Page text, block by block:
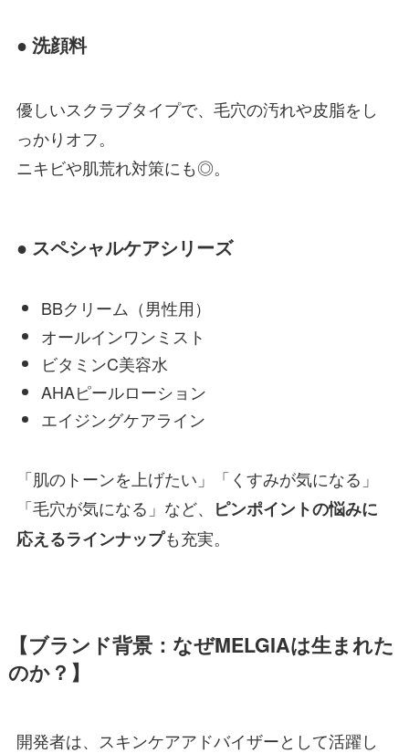
● 洗顔料
優しいスクラブタイプで、毛穴の汚れや皮脂をし
っかりオフ。
ニキビや肌荒れ対策にも◎。
● スペシャルケアシリーズ
BBクリーム（男性用）
オールインワンミスト
ビタミンC美容水
AHAピールローション
エイジングケアライン
「肌のトーンを上げたい」「くすみが気になる」
「毛穴が気になる」など、
ピンポイントの悩みに
応えるラインナップも充実。
【ブランド背景：なぜMELGIAは生まれた
のか？】
開発者は、スキンケアアドバイザーとして活躍し